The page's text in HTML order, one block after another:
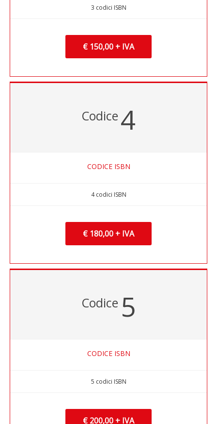
3 codici ISBN
€ 150,00 + IVA
Codice 4
CODICE ISBN
4 codici ISBN
€ 180,00 + IVA
Codice 5
CODICE ISBN
5 codici ISBN
€ 200,00 + IVA